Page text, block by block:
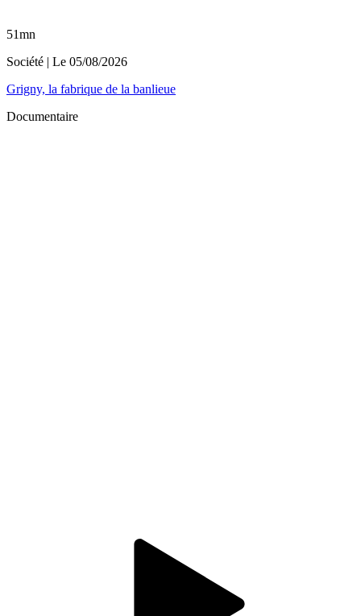
51mn
Société | Le 05/08/2026
Grigny, la fabrique de la banlieue
Documentaire